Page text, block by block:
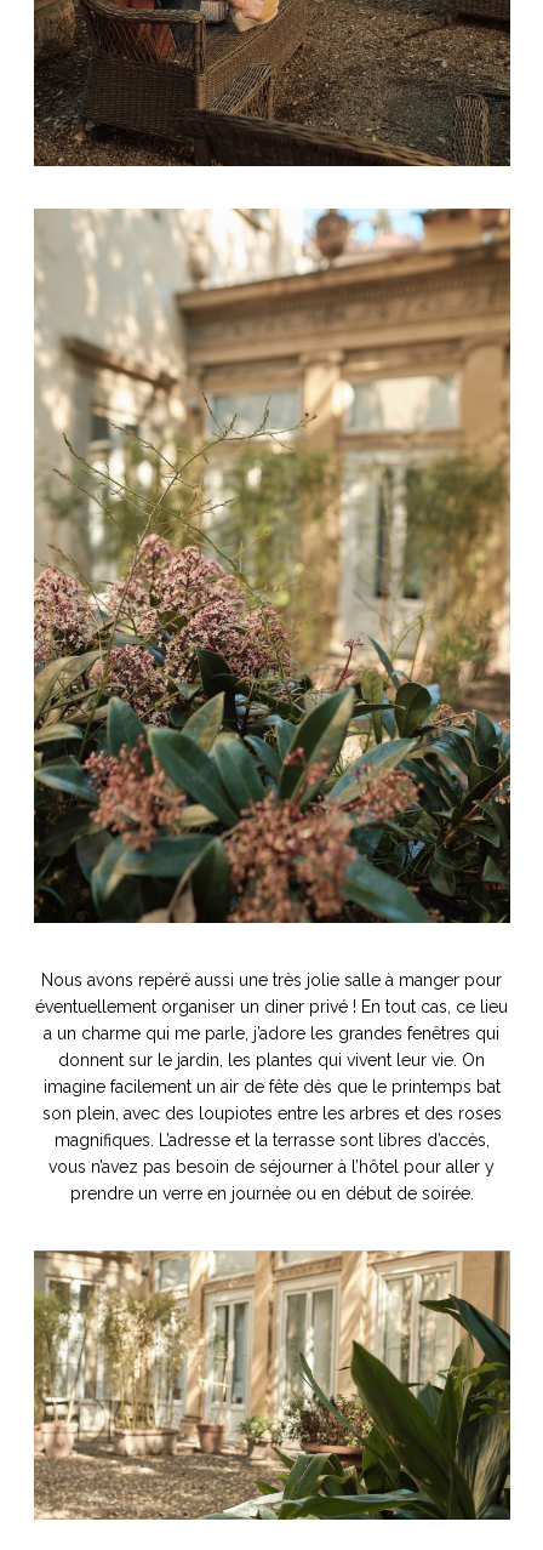
Nous avons repéré aussi une très jolie salle à manger pour
éventuellement organiser un diner privé ! En tout cas, ce lieu
a un charme qui me parle, j’adore les grandes fenêtres qui
donnent sur le jardin, les plantes qui vivent leur vie. On
imagine facilement un air de fête dès que le printemps bat
son plein, avec des loupiotes entre les arbres et des roses
magnifiques. L’adresse et la terrasse sont libres d’accès,
vous n’avez pas besoin de séjourner à l’hôtel pour aller y
prendre un verre en journée ou en début de soirée.